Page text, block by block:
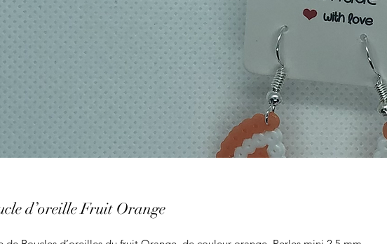
d’oreille Fruit Orange